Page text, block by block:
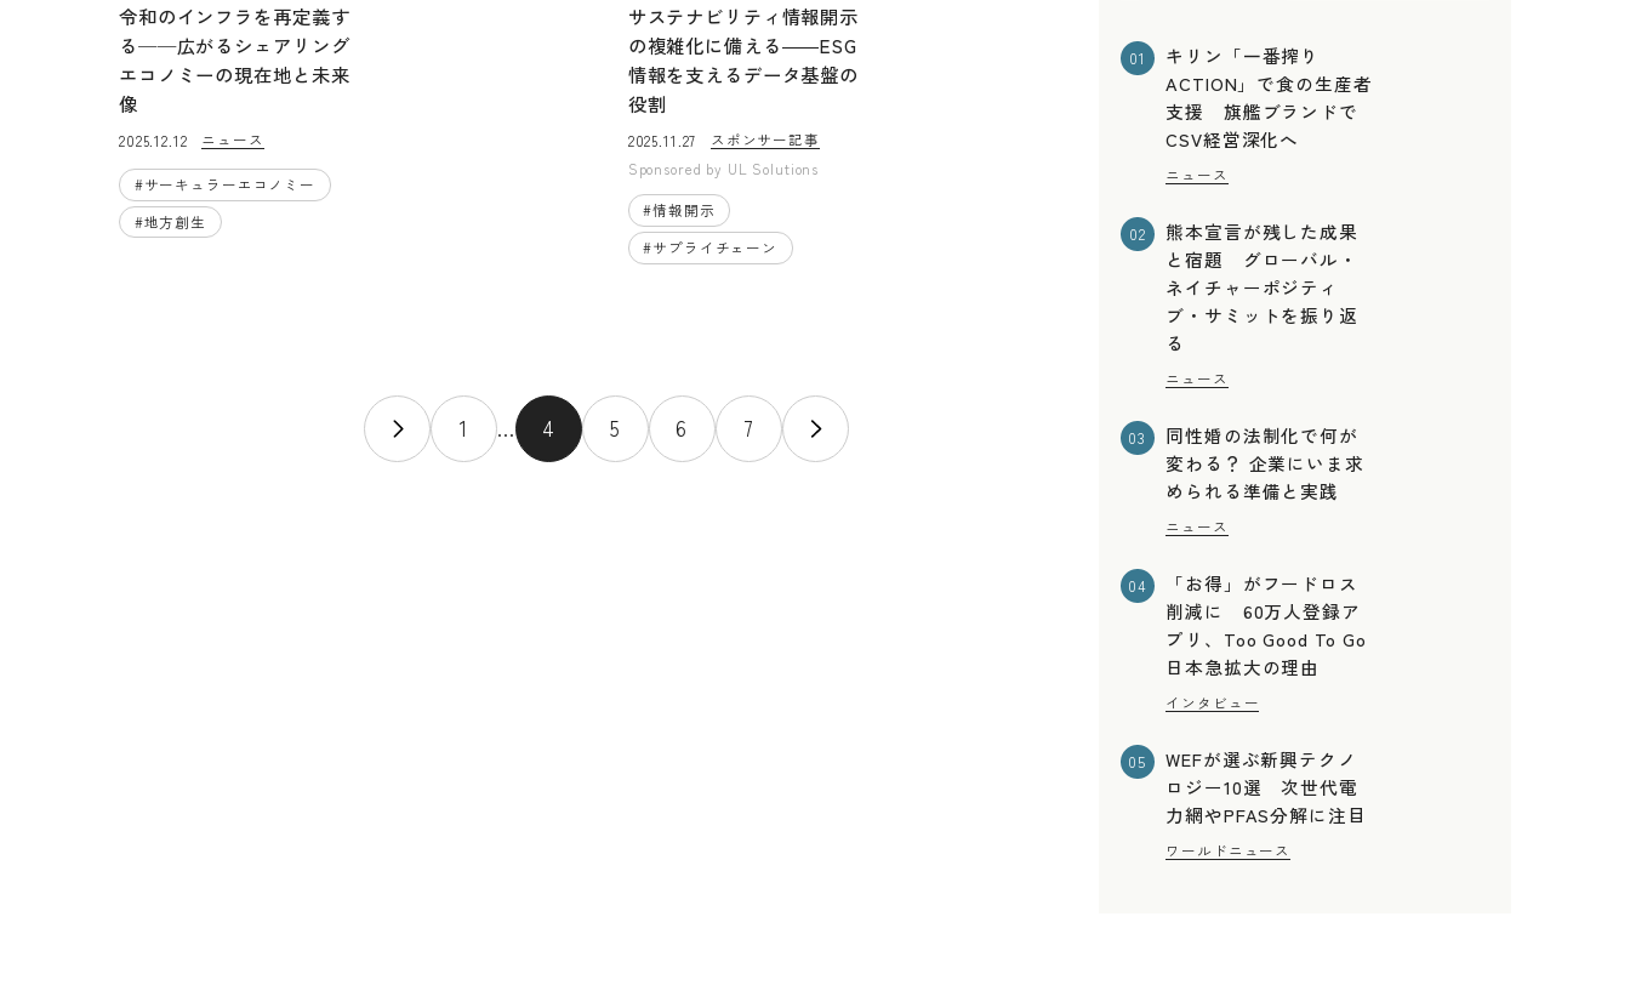
令和のインフラを再定義す
る──広がるシェアリング
エコノミーの現在地と未来
像
2025.12.12 ニュース
#サーキュラーエコノミー
#地方創生
サステナビリティ情報開示
の複雑化に備える――ESG
情報を支えるデータ基盤の
役割
2025.11.27
スポンサー記事
Sponsored by UL Solutions
#情報開示
#サプライチェーン
1 ... 4 5 6 7
01
キリン「一番搾り
ACTION」で食の生産者
支援 旗艦ブランドで
CSV経営深化へ
ニュース
02
熊本宣言が残した成果
と宿題 グローバル・
ネイチャーポジティ
ブ・サミットを振り返
る
ニュース
03
同性婚の法制化で何が
変わる？ 企業にいま求
められる準備と実践
ニュース
04
「お得」がフードロス
削減に 60万人登録ア
プリ、Too Good To Go
日本急拡大の理由
インタビュー
05
WEFが選ぶ新興テクノ
ロジー10選 次世代電
力網やPFAS分解に注目
ワールドニュース